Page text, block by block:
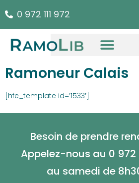
0 972 111 972
Ramoneur Calais
[hfe_template id=’1533′]
Besoin de prendre
Appelez-nous au 0 972
au samedi de